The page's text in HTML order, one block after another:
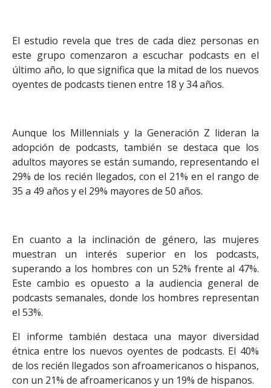
El estudio revela que tres de cada diez personas en
este grupo comenzaron a escuchar podcasts en el
último año, lo que significa que la mitad de los nuevos
oyentes de podcasts tienen entre 18 y 34 años.
Aunque los Millennials y la Generación Z lideran la
adopción de podcasts, también se destaca que los
adultos mayores se están sumando, representando el
29% de los recién llegados, con el 21% en el rango de
35 a 49 años y el 29% mayores de 50 años.
En cuanto a la inclinación de género, las mujeres
muestran un interés superior en los podcasts,
superando a los hombres con un 52% frente al 47%.
Este cambio es opuesto a la audiencia general de
podcasts semanales, donde los hombres representan
el 53%.
El informe también destaca una mayor diversidad
étnica entre los nuevos oyentes de podcasts. El 40%
de los recién llegados son afroamericanos o hispanos,
con un 21% de afroamericanos y un 19% de hispanos.